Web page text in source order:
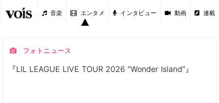
音楽 エンタメ インタビュー 動画 連載
フォトニュース
『LIL LEAGUE LIVE TOUR 2026 “Wonder Island”』